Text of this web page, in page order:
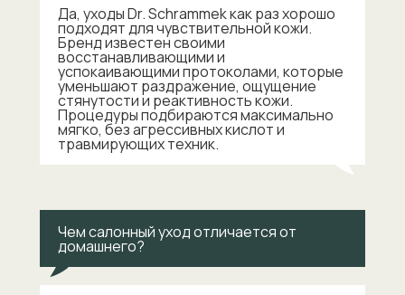
Да, уходы Dr. Schrammek как раз хорошо
подходят для чувствительной кожи.
Бренд известен своими
восстанавливающими и
успокаивающими протоколами, которые
уменьшают раздражение, ощущение
стянутости и реактивность кожи.
Процедуры подбираются максимально
мягко, без агрессивных кислот и
травмирующих техник.
Чем салонный уход отличается от
домашнего?